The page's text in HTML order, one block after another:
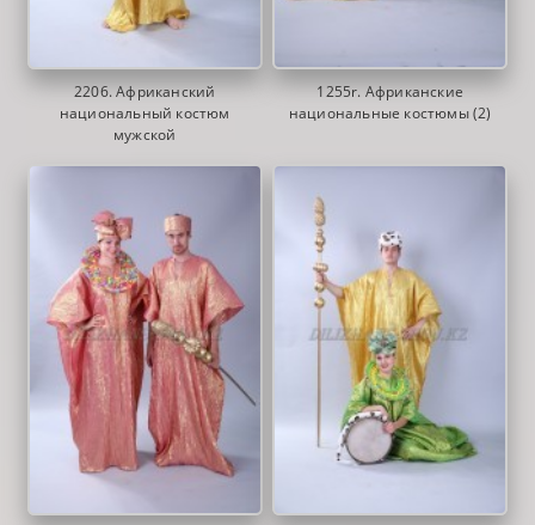
2206. Африканский
национальный костюм
мужской
1255r. Африканские
национальные костюмы (2)